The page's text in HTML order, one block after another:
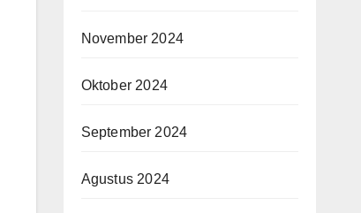
November 2024
Oktober 2024
September 2024
Agustus 2024